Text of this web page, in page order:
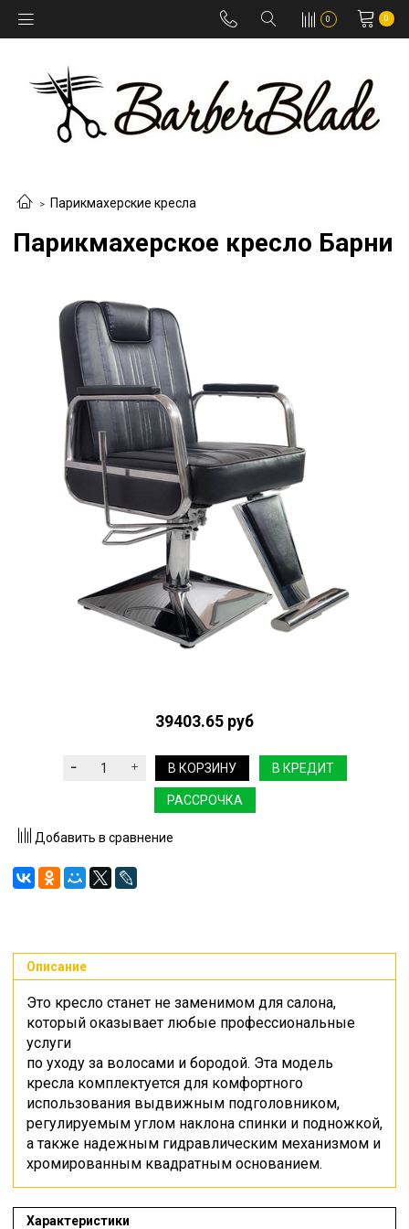
0 0
Парикмахерские кресла
Парикмахерское кресло Барни
39403.65 руб
В КОРЗИНУ В КРЕДИТ
РАССРОЧКА
Добавить в сравнение
Описание
Это кресло станет не заменимом для салона,
который оказывает любые профессиональные
услуги
по уходу за волосами и бородой. Эта модель
кресла комплектуется для комфортного
использования выдвижным подголовником,
регулируемым углом наклона спинки и подножкой,
а также надежным гидравлическим механизмом и
хромированным квадратным основанием.
Характеристики